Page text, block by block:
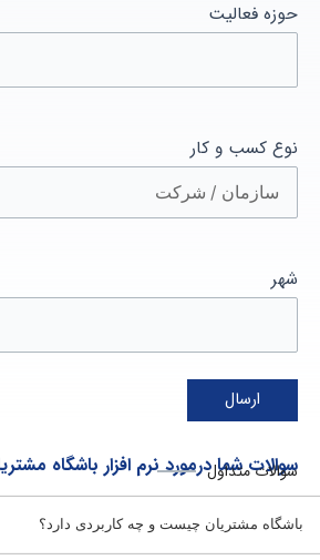
حوزه فعالیت
نوع کسب و کار
شهر
lسوالات شما درمورد نرم افزار باشگاه
سوالات متداول
باشگاه مشتریان چیست و چه کاربردی دارد؟